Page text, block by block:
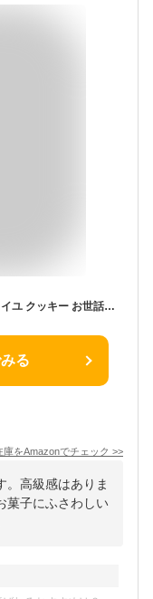
【Amazon.co.jp限定】 コロンバン メルヴェイユ クッキー お世話になりました 54個 (x 1)
る
庫をAmazonでチェック >>
。高級感はありま
菓子にふさわしい